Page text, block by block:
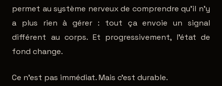
permet au système nerveux de comprendre qu'il n'y
a plus rien à gérer : tout ça envoie un signal
différent au corps. Et progressivement, l'état de
fond change.
Ce n'est pas immédiat. Mais c'est durable.